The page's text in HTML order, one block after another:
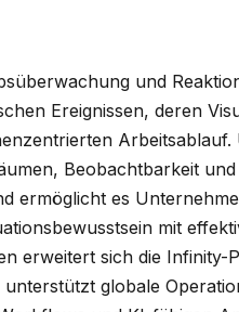
und
Ereignissen, deren
Beobachtbarkeit
ermöglicht es
mit
erweitert sich die
globale